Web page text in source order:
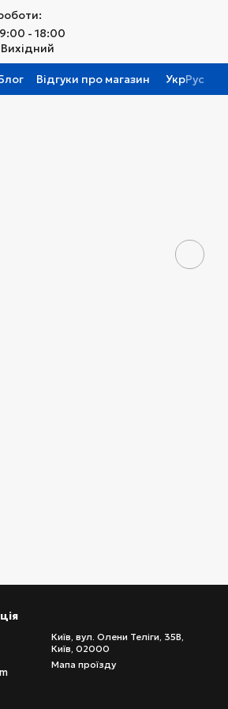
- 18:00
Відгуки про магазин УкрРус
Київ, вул. Олени Теліги, 35В,
Київ, 02000
Мапа проїзду